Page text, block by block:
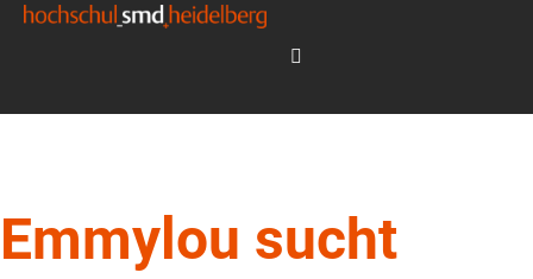
Emmylou sucht